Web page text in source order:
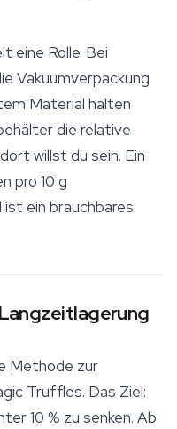
eine Rolle. Bei
Vakuumverpackung
Material halten
die relative
willst du sein. Ein
pro 10 g
ein brauchbares
Methode zur
Truffles. Das Ziel:
10 % zu senken. Ab